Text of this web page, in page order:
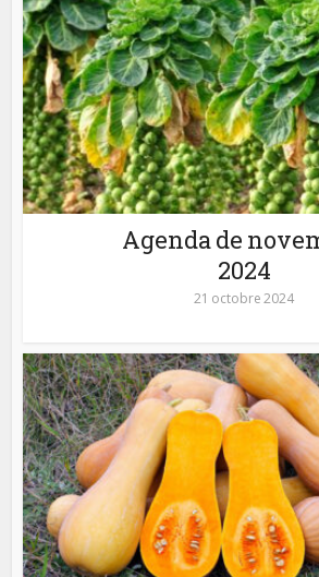
Agenda de
2024
21 octobre 2024